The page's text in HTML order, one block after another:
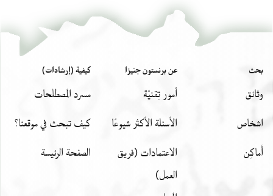
بحث
وثائق
اشخاص
أَماكِن
عن برنستون جنيزا
أمور تِقنيّة
الأسئلة الأكثر شيوعًا
الاعتمادات (فريق
العمل)
كيفية (إرشادات)
مسرد المصطلحات
كيف تبحث في موقعنا؟
الصفحة الرئيسة